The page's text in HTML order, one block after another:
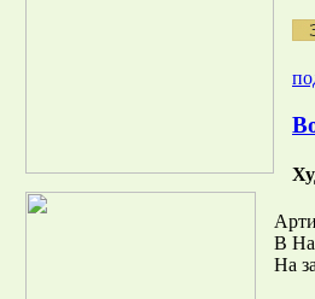
В
На